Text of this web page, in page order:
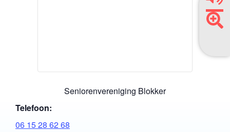
Seniorenvereniging Blokker
Telefoon:
06 15 28 62 68